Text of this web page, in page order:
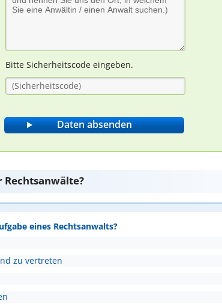
Bitte Sicherheitscode eingeben.
Rechtsanwälte?
eines Rechtsanwalts?
zu vertreten